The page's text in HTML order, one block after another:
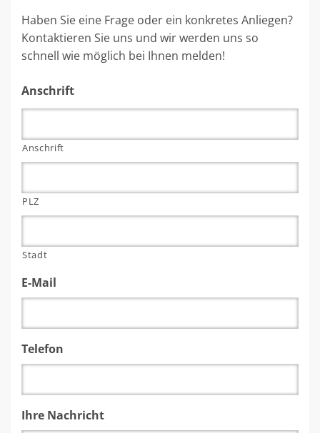
Haben Sie eine Frage oder ein konkretes Anliegen?
Kontaktieren Sie uns und wir werden uns so
schnell wie möglich bei Ihnen melden!
Anschrift
Anschrift
PLZ
Stadt
E-Mail
Telefon
Ihre Nachricht